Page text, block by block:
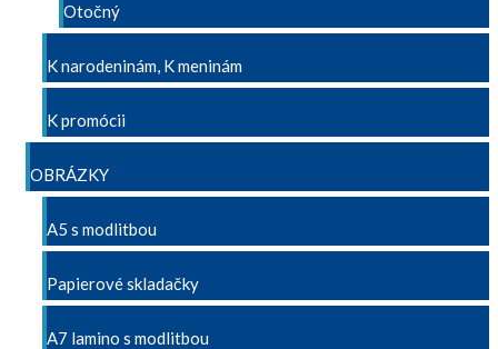
Otočný
K narodeninám, K meninám
K promócii
OBRÁZKY
A5 s modlitbou
Papierové skladačky
A7 lamino s modlitbou